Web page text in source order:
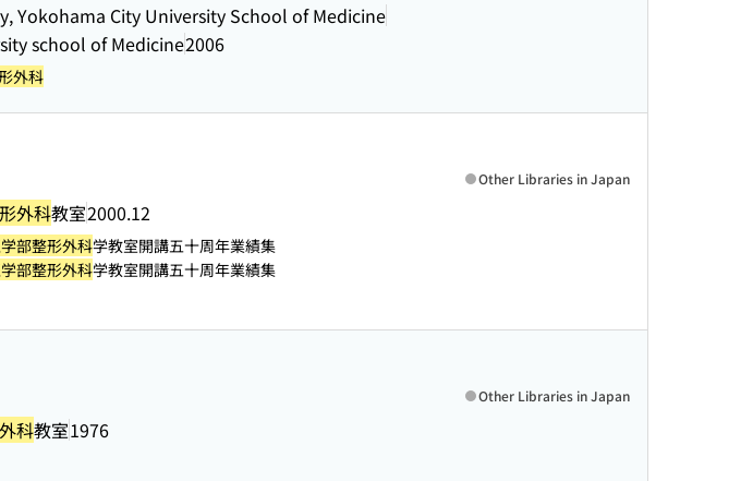
Yokohama City University School of Medicine
school of Medicine2006
外科
外科教室2000.12
Other Libraries in Japan
部整形外科学教室開講五十周年業績集
部整形外科学教室開講五十周年業績集
科教室1976
Other Libraries in Japan